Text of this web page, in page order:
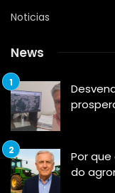
Noticias
News
Por
do